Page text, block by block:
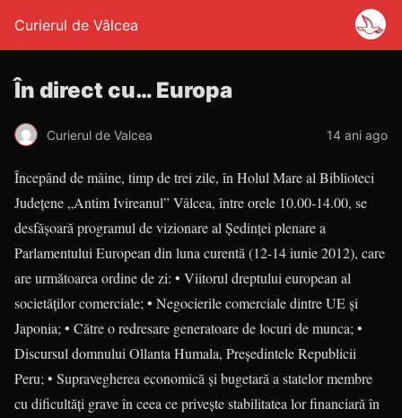
Curierul de Vâlcea
În direct cu… Europa
Curierul de Valcea 14 ani ago
Începând de mâine, timp de trei zile, în Holul Mare al Biblioteci
Judeţene „Antim Ivireanul” Vâlcea, între orele 10.00-14.00, se
desfăşoară programul de vizionare al Şedinţei plenare a
Parlamentului European din luna curentă (12-14 iunie 2012), care
are următoarea ordine de zi: • Viitorul dreptului european al
societăților comerciale; • Negocierile comerciale dintre UE şi
Japonia; • Către o redresare generatoare de locuri de munca; •
Discursul domnului Ollanta Humala, Preşedintele Republicii
Peru; • Supravegherea economică și bugetară a statelor membre
cu dificultăți grave în ceea ce privește stabilitatea lor financiară în